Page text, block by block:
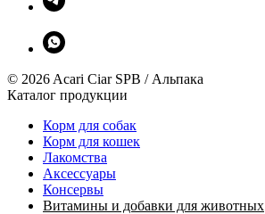
© 2026 Acari Ciar SPB / Альпака
Каталог продукции
Корм для собак
Корм для кошек
Лакомства
Аксессуары
Консервы
Витамины и добавки для животных